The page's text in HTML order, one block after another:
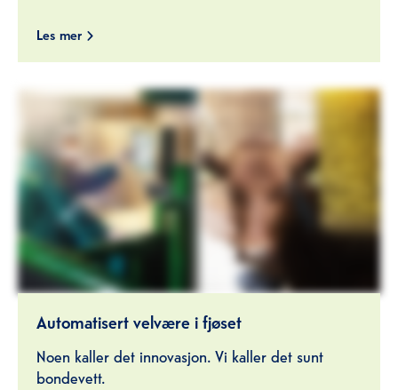
Les mer
Automatisert velvære i fjøset
Noen kaller det innovasjon. Vi kaller det sunt
bondevett.